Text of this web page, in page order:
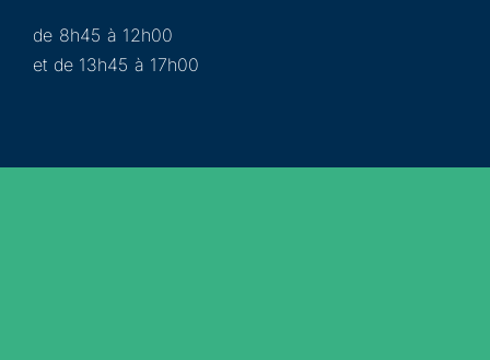
de 8h45 à 12h00
et de 13h45 à 17h00